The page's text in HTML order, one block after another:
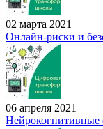
02 марта 2021
Онлайн-риски и
06 апреля 2021
Нейрокогнитивные